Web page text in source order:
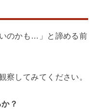
のかも…」と諦める前
察してみてください。
？